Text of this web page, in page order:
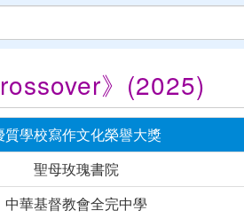
》(2025)
質學校寫作文化榮譽大獎
聖母玫瑰書院
中華基督教會全完中學